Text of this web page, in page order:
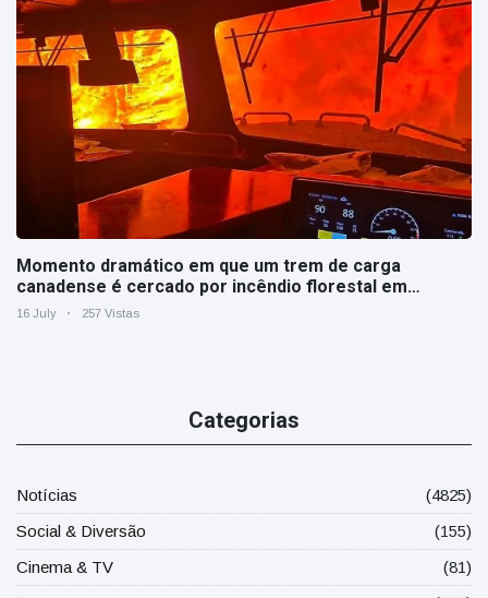
Momento dramático em que um trem de carga
canadense é cercado por incêndio florestal em
Ontário
16 July 257 Vistas
Categorias
Notícias
(4825)
Social & Diversão
(155)
Cinema & TV
(81)